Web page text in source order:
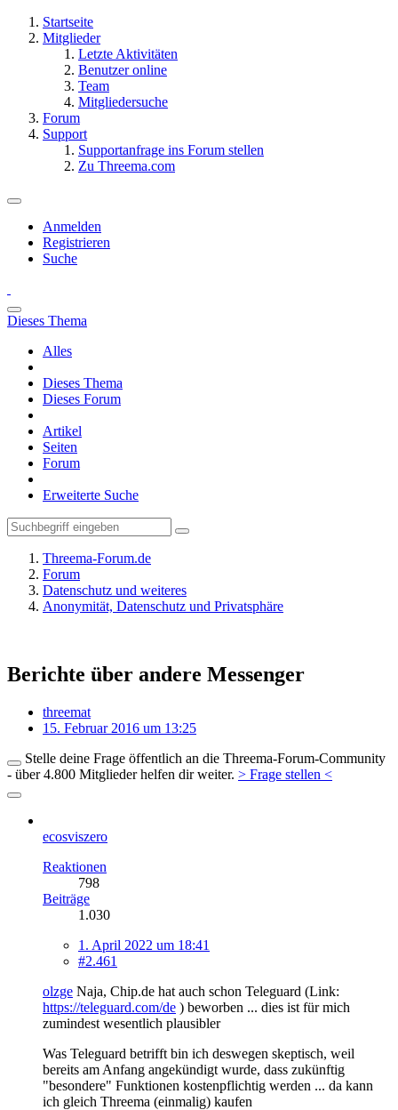
Startseite
Mitglieder
Letzte Aktivitäten
Benutzer online
Team
Mitgliedersuche
Forum
Support
Supportanfrage ins Forum stellen
Zu Threema.com
Anmelden
Registrieren
Suche
Dieses Thema
Alles
Dieses Thema
Dieses Forum
Artikel
Seiten
Forum
Erweiterte Suche
Threema-Forum.de
Forum
Datenschutz und weiteres
Anonymität, Datenschutz und Privatsphäre
Berichte über andere Messenger
threemat
15. Februar 2016 um 13:25
Stelle deine Frage öffentlich an die Threema-Forum-Community
- über 4.800 Mitglieder helfen dir weiter. > Frage stellen <
ecosviszero
Reaktionen
798
Beiträge
1.030
1. April 2022 um 18:41
#2.461
olzge Naja, Chip.de hat auch schon Teleguard (Link:
https://teleguard.com/de ) beworben ... dies ist für mich
zumindest wesentlich plausibler
Was Teleguard betrifft bin ich deswegen skeptisch, weil
bereits am Anfang angekündigt wurde, dass zukünftig
"besondere" Funktionen kostenpflichtig werden ... da kann
ich gleich Threema (einmalig) kaufen